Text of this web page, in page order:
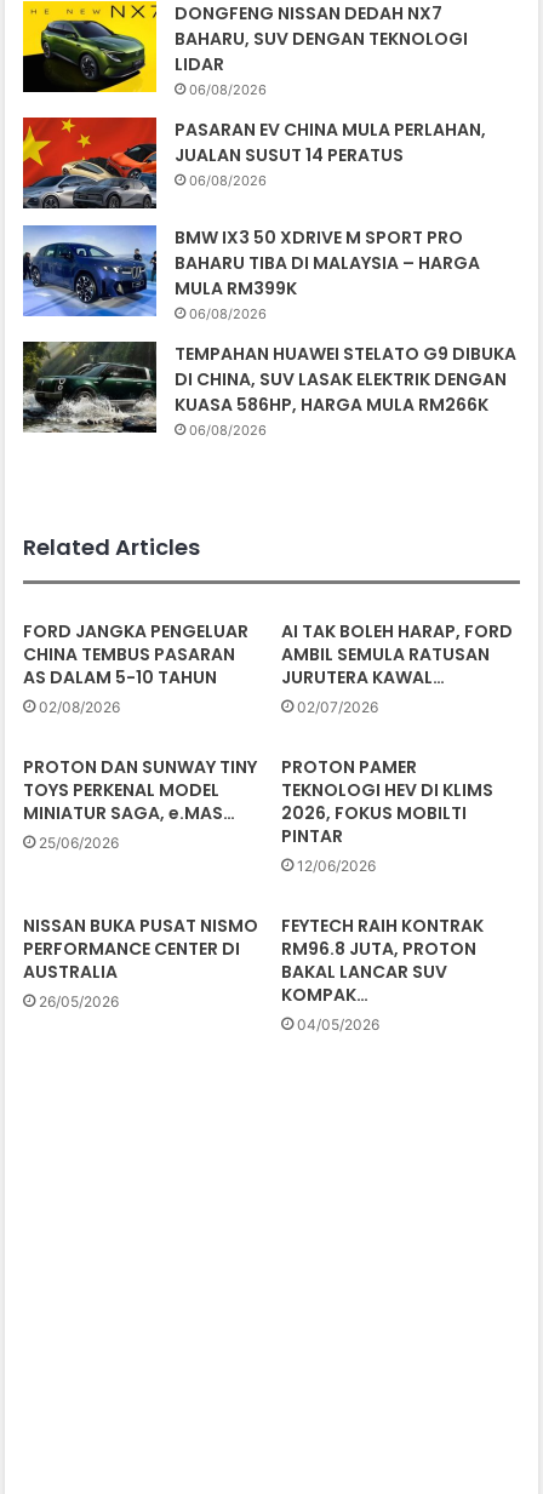
DONGFENG NISSAN DEDAH NX7
BAHARU, SUV DENGAN TEKNOLOGI
LIDAR
06/08/2026
PASARAN EV CHINA MULA PERLAHAN,
JUALAN SUSUT 14 PERATUS
06/08/2026
BMW IX3 50 XDRIVE M SPORT PRO
BAHARU TIBA DI MALAYSIA – HARGA
MULA RM399K
06/08/2026
TEMPAHAN HUAWEI STELATO G9 DIBUKA
DI CHINA, SUV LASAK ELEKTRIK DENGAN
KUASA 586HP, HARGA MULA RM266K
06/08/2026
Related Articles
FORD JANGKA PENGELUAR
CHINA TEMBUS PASARAN
AS DALAM 5-10 TAHUN
02/08/2026
AI TAK BOLEH HARAP, FORD
AMBIL SEMULA RATUSAN
JURUTERA KAWAL…
02/07/2026
PROTON DAN SUNWAY TINY
TOYS PERKENAL MODEL
MINIATUR SAGA, e.MAS…
25/06/2026
PROTON PAMER
TEKNOLOGI HEV DI KLIMS
2026, FOKUS MOBILTI
PINTAR
12/06/2026
NISSAN BUKA PUSAT NISMO
PERFORMANCE CENTER DI
AUSTRALIA
26/05/2026
FEYTECH RAIH KONTRAK
RM96.8 JUTA, PROTON
BAKAL LANCAR SUV
KOMPAK…
04/05/2026